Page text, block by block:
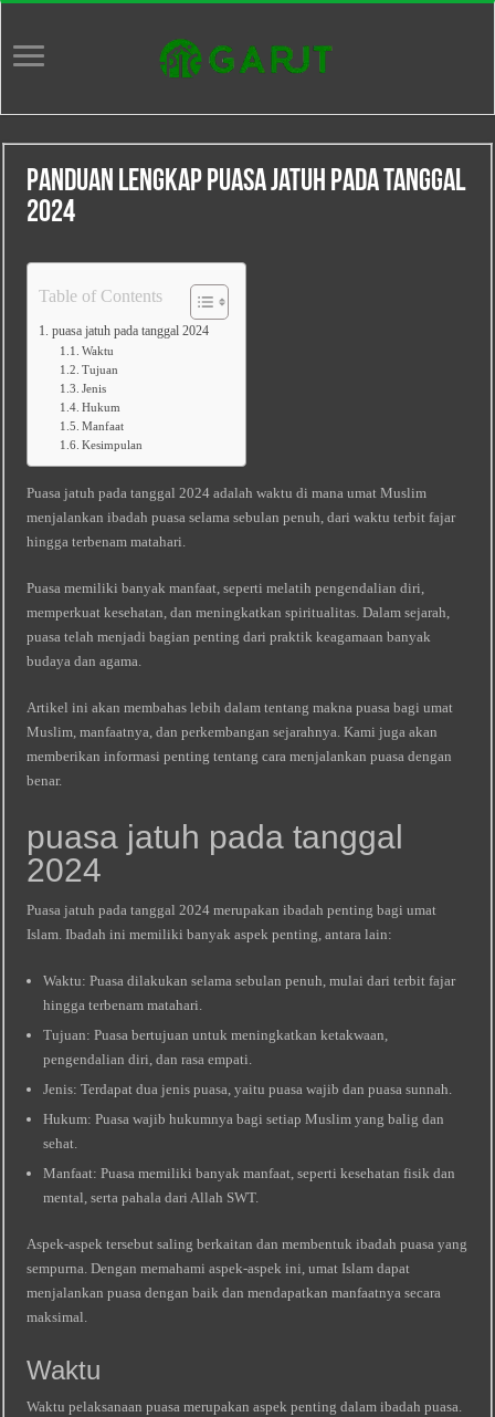
Panduan lengkap puasa jatuh pada tanggal
2024
Table of Contents
puasa jatuh pada tanggal 2024
Waktu
Tujuan
Jenis
Hukum
Manfaat
Kesimpulan
Puasa jatuh pada tanggal 2024 adalah waktu di mana umat Muslim
menjalankan ibadah puasa selama sebulan penuh, dari waktu terbit fajar
hingga terbenam matahari.
Puasa memiliki banyak manfaat, seperti melatih pengendalian diri,
memperkuat kesehatan, dan meningkatkan spiritualitas. Dalam sejarah,
puasa telah menjadi bagian penting dari praktik keagamaan banyak
budaya dan agama.
Artikel ini akan membahas lebih dalam tentang makna puasa bagi umat
Muslim, manfaatnya, dan perkembangan sejarahnya. Kami juga akan
memberikan informasi penting tentang cara menjalankan puasa dengan
benar.
puasa jatuh pada tanggal
2024
Puasa jatuh pada tanggal 2024 merupakan ibadah penting bagi umat
Islam. Ibadah ini memiliki banyak aspek penting, antara lain:
Waktu: Puasa dilakukan selama sebulan penuh, mulai dari terbit fajar
hingga terbenam matahari.
Tujuan: Puasa bertujuan untuk meningkatkan ketakwaan,
pengendalian diri, dan rasa empati.
Jenis: Terdapat dua jenis puasa, yaitu puasa wajib dan puasa sunnah.
Hukum: Puasa wajib hukumnya bagi setiap Muslim yang balig dan
sehat.
Manfaat: Puasa memiliki banyak manfaat, seperti kesehatan fisik dan
mental, serta pahala dari Allah SWT.
Aspek-aspek tersebut saling berkaitan dan membentuk ibadah puasa yang
sempurna. Dengan memahami aspek-aspek ini, umat Islam dapat
menjalankan puasa dengan baik dan mendapatkan manfaatnya secara
maksimal.
Waktu
Waktu pelaksanaan puasa merupakan aspek penting dalam ibadah puasa.